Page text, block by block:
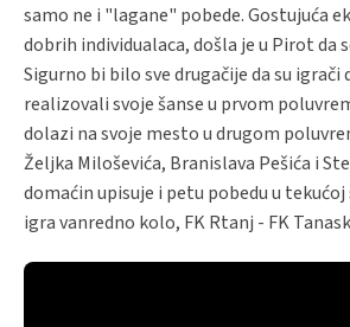
samo ne i "lagane" pobede. Gostujuća
dobrih individualaca, došla je u Pirot da
Sigurno bi bilo sve drugačije da su igrači
realizovali svoje šanse u prvom
dolazi na svoje mesto u drugom
Željka Miloševića, Branislava Pešića i
domaćin upisuje i petu pobedu u tekućoj
igra vanredno kolo, FK Rtanj - FK